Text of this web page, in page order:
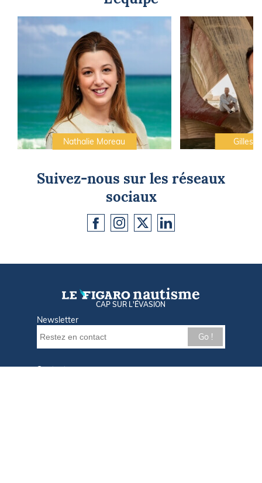
Nathalie Moreau Gilles
Suivez-nous sur les réseaux
sociaux
CAP SUR L'ÉVASION
Newsletter
Go !
Contactez-nous